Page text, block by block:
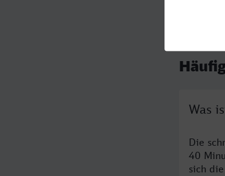
Was
Die
40
sich